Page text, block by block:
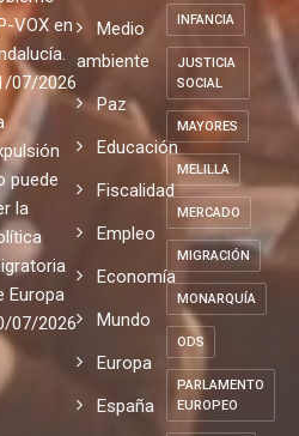
VOX en
07/2026
puede
la
Europa
07/2026
Medio
ambiente
Paz
Educación
Fiscalidad
Empleo
Economía
Mundo
Europa
España
INFANCIA
JUSTICIA
SOCIAL
MAYORES
MELILLA
MERCADO
MIGRACIÓN
MONARQUÍA
ODS
PARLAMENTO
EUROPEO